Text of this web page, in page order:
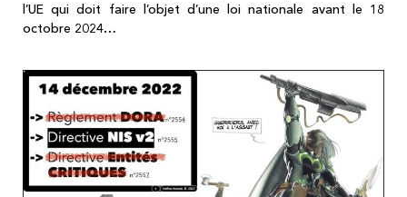
l’UE qui doit faire l’objet d’une loi nationale avant le 18
octobre 2024…